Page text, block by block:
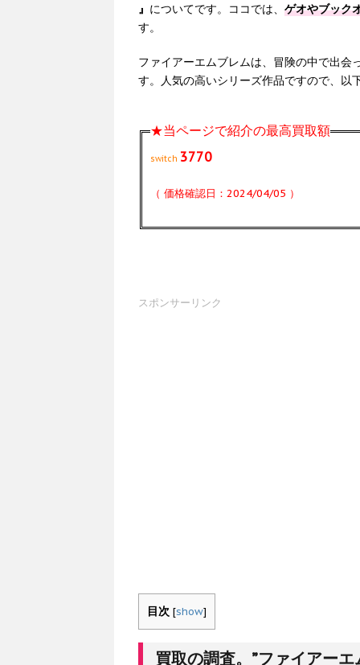
』 についてです。ココでは、 ゲオやブック
す。
ファイアーエムブレムは、冒険の中で出会
す。人気の高いシリーズ作品ですので、以
★当ページで紹介の最高買取額
switch 3770
（ 価格確認日：2024/04/05 ）
スポンサーリンク
目次 [show]
買取の調査。”ファイアー